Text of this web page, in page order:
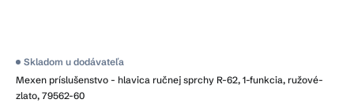
Mexen príslušenstvo - hlavica ručnej sprchy R-62, 1-funkcia, ružové-
zlato, 79562-60
Skladom u dodávateľa